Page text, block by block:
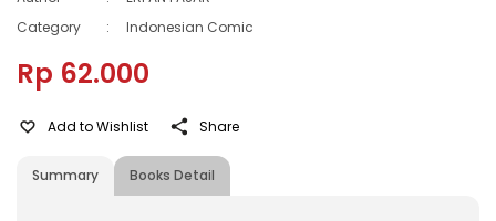
Category
: Indonesian Comic
Rp 62.000
Summary Books Detail
Add to Wishlist Share